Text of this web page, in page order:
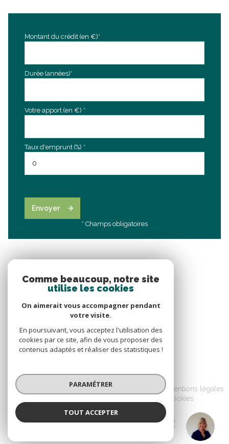
Montant du crédit (en €)*
Durée (années)*
Votre apport (en €) *
Taux d'emprunt (%) *
Envoyer
* Champs obligatoires
Putra
© 2026 | Tous droits réservés
Nos honoraires
Nos partenaires
Mentions légales
Cookies
Comme beaucoup, notre site
utilise les cookies
On aimerait vous accompagner pendant
votre visite.
En poursuivant, vous acceptez l'utilisation des
cookies par ce site, afin de vous proposer des
contenus adaptés et réaliser des statistiques !
PARAMÉTRER
TOUT ACCEPTER